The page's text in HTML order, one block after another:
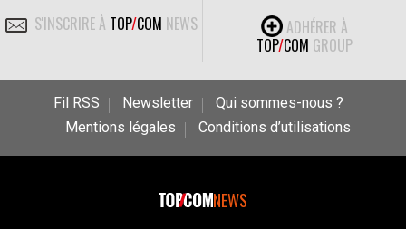
S'INSCRIRE À TOP/COM NEWS
ADHÉRER À
TOP/COM GROUP
Fil RSS Newsletter
Qui sommes-nous ?
Mentions légales
Conditions d’utilisations
NEWS